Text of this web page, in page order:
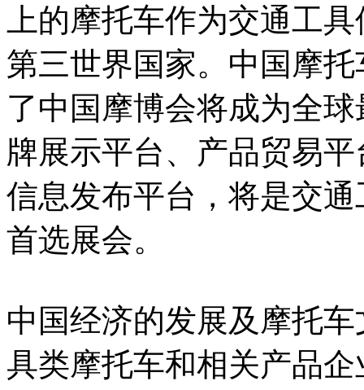
上的摩托车作为交通工
第三世界国家。中国摩
了中国摩博会将成为全
牌展示平台、产品贸易
信息发布平台，将是交
首选展会。
中国经济的发展及摩托
具类摩托车和相关产品